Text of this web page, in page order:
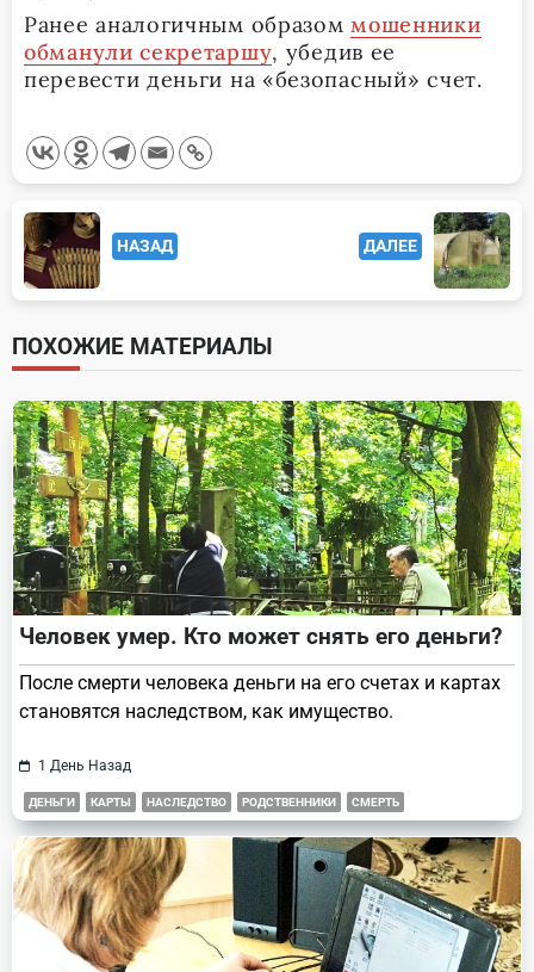
Ранее аналогичным образом мошенники
обманули секретаршу, убедив ее
перевести деньги на «безопасный» счет.
<span
class="nav-
subtitle
screen-
reader-
text">Page</span>
НАЗАД ДАЛЕЕ
ПОХОЖИЕ МАТЕРИАЛЫ
Человек умер. Кто может снять его деньги?
После смерти человека деньги на его счетах и картах
становятся наследством, как имущество.
1 День Назад
ДЕНЬГИ КАРТЫ НАСЛЕДСТВО РОДСТВЕННИКИ СМЕРТЬ